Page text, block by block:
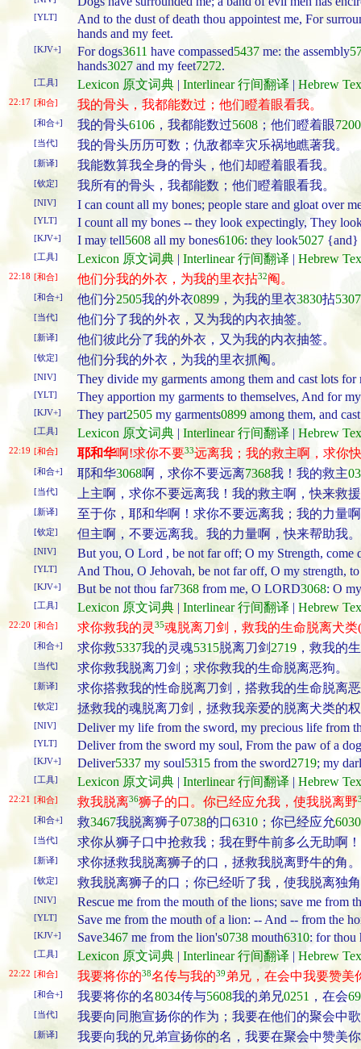
[YLT]
And to the dust of death thou appointest me, For
hands and my feet.
[KJV+] For dogs3611 have compassed5437 me: the assembly
hands3027 and my feet7272.
[工具] Lexicon 原文词典 | Interlinear 行间翻译 | Hebrew
22:17 [和合] 我的骨头，我都能数过；他们瞪着眼看我。
[和合+] 我的骨头6106 ，我都能数过5608 ；他们瞪着眼7200
[当代] 我的骨头历历可数；仇敌都幸灾乐祸地瞧著我。
[新译] 我能数算我全身的骨头，他们却瞪着眼看我。
[钦定] 我所有的骨头，我都能数；他们瞪着眼看我。
[NIV] I can count all my bones; people stare and gloat over
[YLT] I count all my bones -- they look expectingly, They
[KJV+] I may tell5608 all my bones6106: they look5027 {and}
[工具] Lexicon 原文词典 | Interlinear 行间翻译 | Hebrew
22:18 [和合] 他们分我的外衣，为我的里衣拈32阄。
[和合+] 他们分2505我的外衣0899 ，为我的里衣3830拈5307
[当代] 他们分了我的外衣，又为我的内衣抽签。
[新译] 他们彼此分了我的外衣，又为我的内衣抽签。
[钦定] 他们分我的外衣，为我的里衣抓阄。
[NIV] They divide my garments among them and cast lots
[YLT] They apportion my garments to themselves, And for
[KJV+] They part2505 my garments0899 among them, and cast
[工具] Lexicon 原文词典 | Interlinear 行间翻译 | Hebrew
22:19 [和合] 耶和华啊!求你不要33远离我；我的救主啊，求你
[和合+] 耶和华3068啊，求你不要远离7368我！我的救主
[当代] 上主啊，求你不要远离我！我的救主啊，快来救
[新译] 至于你，耶和华啊！求你不要远离我；我的力量
[钦定] 但主啊，不要远离我。我的力量啊，快来帮助我。
[NIV] But you, O Lord , be not far off; O my Strength, come
[YLT] And Thou, O Jehovah, be not far off, O my strength, to
[KJV+] But be not thou far7368 from me, O LORD3068: O
[工具] Lexicon 原文词典 | Interlinear 行间翻译 | Hebrew
22:20 [和合] 求你救我的灵 35魂脱离刀剑，救我的生命脱离犬类
[和合+] 求你救5337我的灵魂5315脱离刀剑2719 ，救我的
[当代] 求你救我脱离刀剑；求你救我的生命脱离恶狗。
[新译] 求你搭救我的性命脱离刀剑，搭救我的生命脱离
[钦定] 拯救我的魂脱离刀剑，拯救我亲爱的脱离犬类的
[NIV] Deliver my life from the sword, my precious life from
[YLT] Deliver from the sword my soul, From the paw of a
[KJV+] Deliver5337 my soul5315 from the sword2719; my
[工具] Lexicon 原文词典 | Interlinear 行间翻译 | Hebrew
22:21 [和合] 救我脱离36狮子的口。你已经应允我，使我脱离野
[和合+] 救3467我脱离狮子0738的口6310 ；你已经应允6030
[当代] 求你从狮子口中抢救我；我在野牛前多么无助啊！
[新译] 求你拯救我脱离狮子的口，拯救我脱离野牛的角
[钦定] 救我脱离狮子的口；你已经听了我，使我脱离独
[NIV] Rescue me from the mouth of the lions; save me from
[YLT] Save me from the mouth of a lion: -- And -- from the
[KJV+] Save3467 me from the lion's0738 mouth6310: for thou
[工具] Lexicon 原文词典 | Interlinear 行间翻译 | Hebrew
22:22 [和合] 我要将你的38名传与我的39 弟兄，在会中我要赞美
[和合+] 我要将你的名8034传与5608我的弟兄0251 ，在会
[当代] 我要向同胞宣扬你的作为；我要在他们的聚会中
[新译] 我要向我的兄弟宣扬你的名，我要在聚会中赞美